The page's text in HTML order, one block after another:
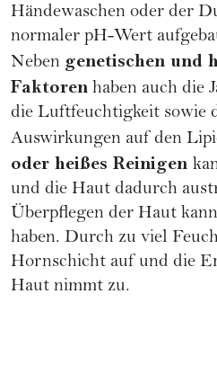
Händewaschen oder der
normaler pH-Wert
Neben genetischen und
Faktoren haben auch die
die Luftfeuchtigkeit sowie
Auswirkungen auf den
oder heißes Reinigen
und die Haut dadurch
Überpflegen der Haut
haben. Durch zu viel
Hornschicht auf und die
Haut nimmt zu.